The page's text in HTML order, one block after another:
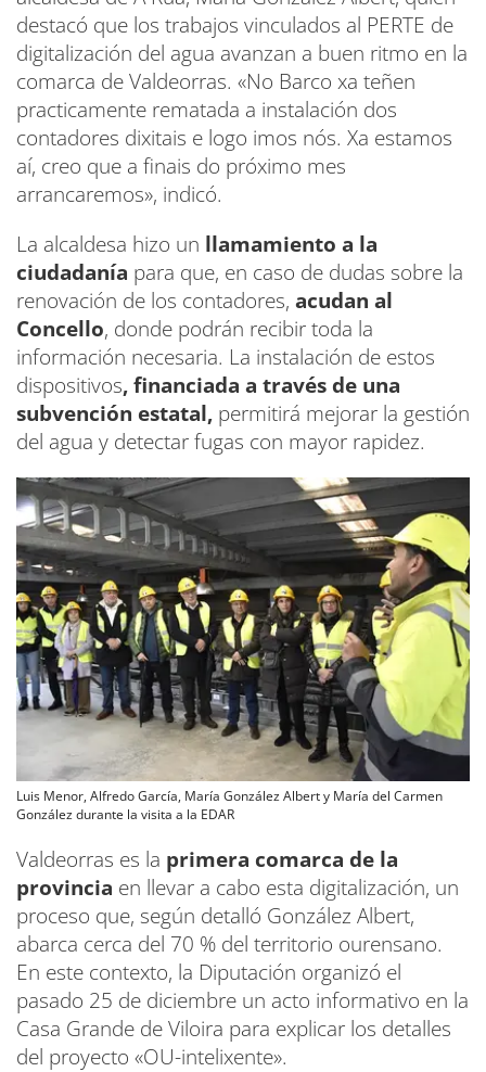
destacó que los trabajos vinculados al PERTE de
digitalización del agua avanzan a buen ritmo en la
comarca de Valdeorras. «No Barco xa teñen
practicamente rematada a instalación dos
contadores dixitais e logo imos nós. Xa estamos
aí, creo que a finais do próximo mes
arrancaremos», indicó.
La alcaldesa hizo un llamamiento a la
ciudadanía para que, en caso de dudas sobre la
renovación de los contadores, acudan al
Concello, donde podrán recibir toda la
información necesaria. La instalación de estos
dispositivos, financiada a través de una
subvención estatal, permitirá mejorar la gestión
del agua y detectar fugas con mayor rapidez.
Luis Menor, Alfredo García, María González Albert y María del Carmen
González durante la visita a la EDAR
Valdeorras es la primera comarca de la
provincia en llevar a cabo esta digitalización, un
proceso que, según detalló González Albert,
abarca cerca del 70 % del territorio ourensano.
En este contexto, la Diputación organizó el
pasado 25 de diciembre un acto informativo en la
Casa Grande de Viloira para explicar los detalles
del proyecto «OU-intelixente».